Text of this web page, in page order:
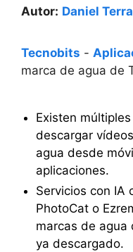
Autor: Daniel
Tecnobits -
marca de agua de
Existen
descargar
agua desde
aplicaciones.
Servicios con IA
PhotoCat o
marcas de
ya descargado.